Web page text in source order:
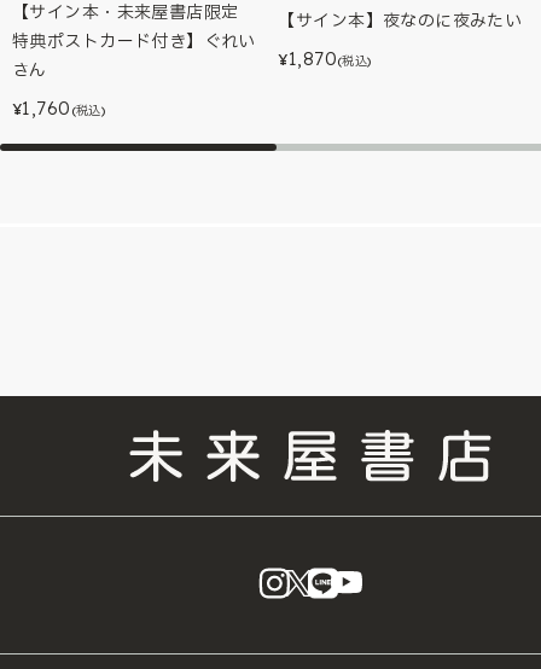
【サイン本・未来屋書店限定
特典ポストカード付き】ぐれい
さん
¥1,760 (税込)
【サイン本】夜なのに夜みたい
¥1,870(税込)
instagram
X LINE